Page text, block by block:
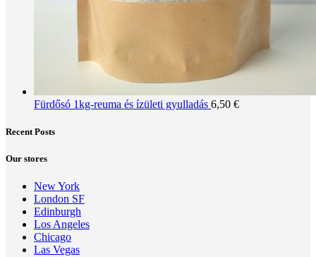
Fürdősó 1kg-reuma és ízületi gyulladás 6,50 €
Recent Posts
Our stores
New York
London SF
Edinburgh
Los Angeles
Chicago
Las Vegas